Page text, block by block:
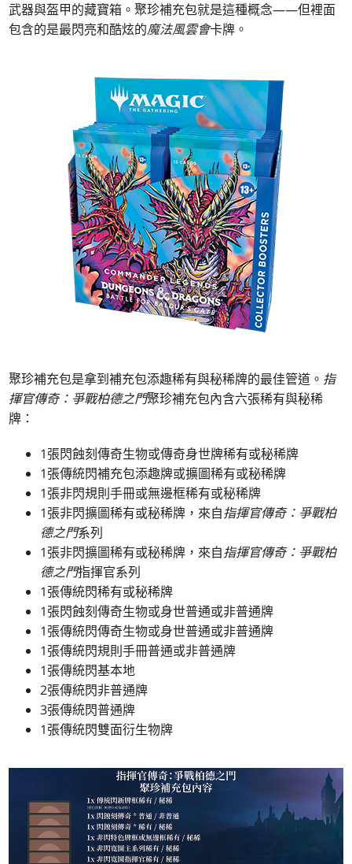
武器與盔甲的藏寶箱。聚珍補充包就是這種概念——但裡面
包含的是最閃亮和酷炫的魔法風雲會卡牌。
聚珍補充包是拿到補充包添趣稀有與秘稀牌的最佳管道。 指
揮官傳奇：爭戰柏德之門聚珍補充包內含六張稀有與秘稀
牌：
1張閃蝕刻傳奇生物或傳奇身世牌稀有或秘稀牌
1張傳統閃補充包添趣牌或擴圖稀有或秘稀牌
1張非閃規則手冊或無邊框稀有或秘稀牌
1張非閃擴圖稀有或秘稀牌，來自指揮官傳奇：爭戰柏
德之門系列
1張非閃擴圖稀有或秘稀牌，來自指揮官傳奇：爭戰柏
德之門指揮官系列
1張傳統閃稀有或秘稀牌
1張閃蝕刻傳奇生物或身世普通或非普通牌
1張傳統閃傳奇生物或身世普通或非普通牌
1張傳統閃規則手冊普通或非普通牌
1張傳統閃基本地
2張傳統閃非普通牌
3張傳統閃普通牌
1張傳統閃雙面衍生物牌